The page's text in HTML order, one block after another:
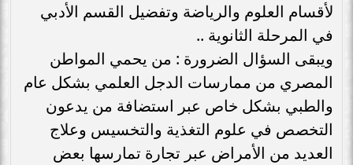
لأقسام العلوم والرياضة وتفضيل القسم الأدبي
في المرحلة الثانوية ..
ويبقى السؤال الضرورة : من يحمي المواطن
المصري من ممارسات الدجل العلمي بشكل عام
والطبي بشكل خاص عبر استضافة من يدعون
التخصص في علوم التغذية والتخسيس وعلاج
العديد من الأمراض عبر تجارة تمارسها بعض